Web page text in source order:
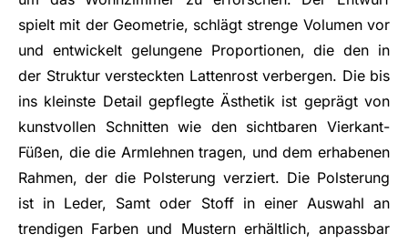
spielt mit der Geometrie, schlägt strenge Volumen vor
und entwickelt gelungene Proportionen, die den in
der Struktur versteckten Lattenrost verbergen. Die bis
ins kleinste Detail gepflegte Ästhetik ist geprägt von
kunstvollen Schnitten wie den sichtbaren Vierkant-
Füßen, die die Armlehnen tragen, und dem erhabenen
Rahmen, der die Polsterung verziert. Die Polsterung
ist in Leder, Samt oder Stoff in einer Auswahl an
trendigen Farben und Mustern erhältlich, anpassbar